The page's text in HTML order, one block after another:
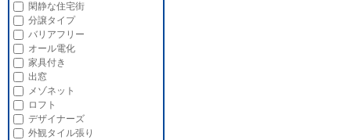
閑静な住宅街
分譲タイプ
バリアフリー
オール電化
家具付き
出窓
メゾネット
ロフト
デザイナーズ
外観タイル張り